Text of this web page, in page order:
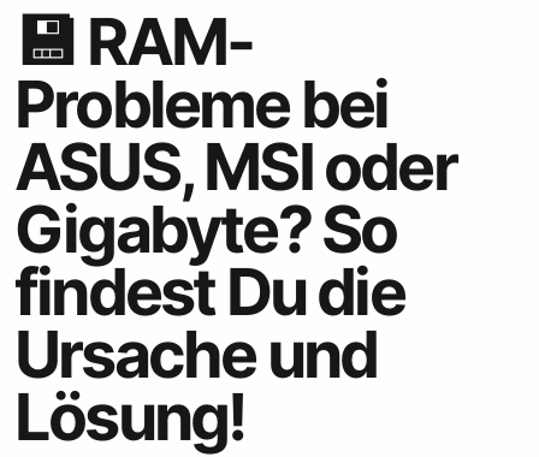
💾 RAM-
Probleme bei
ASUS, MSI oder
Gigabyte? So
findest Du die
Ursache und
Lösung!